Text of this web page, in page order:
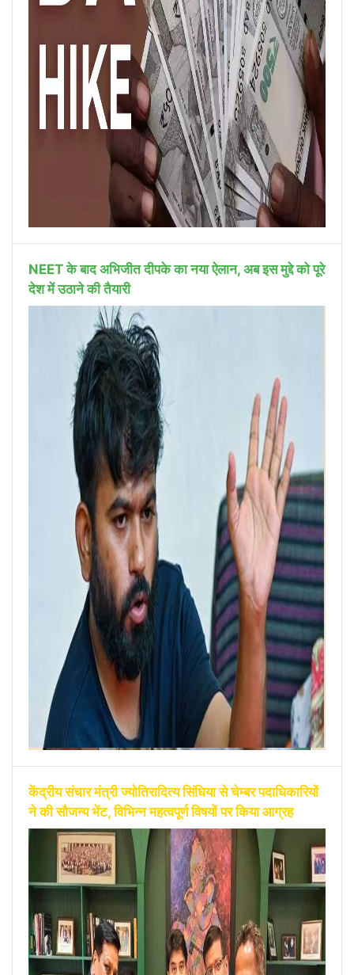
NEET के बाद अभिजीत दीपके का नया ऐलान, अब इस मुद्दे को पूरे
देश में उठाने की तैयारी
केंद्रीय संचार मंत्री ज्योतिरादित्य सिंधिया से चेम्बर पदाधिकारियों
ने की सौजन्य भेंट, विभिन्न महत्वपूर्ण विषयों पर किया आग्रह